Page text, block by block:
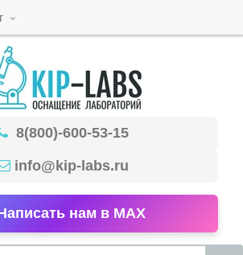
8(800)-600-53-15
info@kip-labs.ru
нам в MAX